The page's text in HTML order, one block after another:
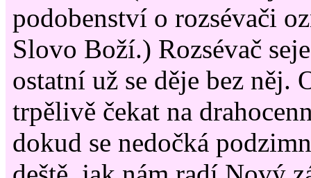
podobenství o rozsévači
Slovo Boží.) Rozsévač
ostatní už se děje bez něj.
trpělivě čekat na
dokud se nedočká